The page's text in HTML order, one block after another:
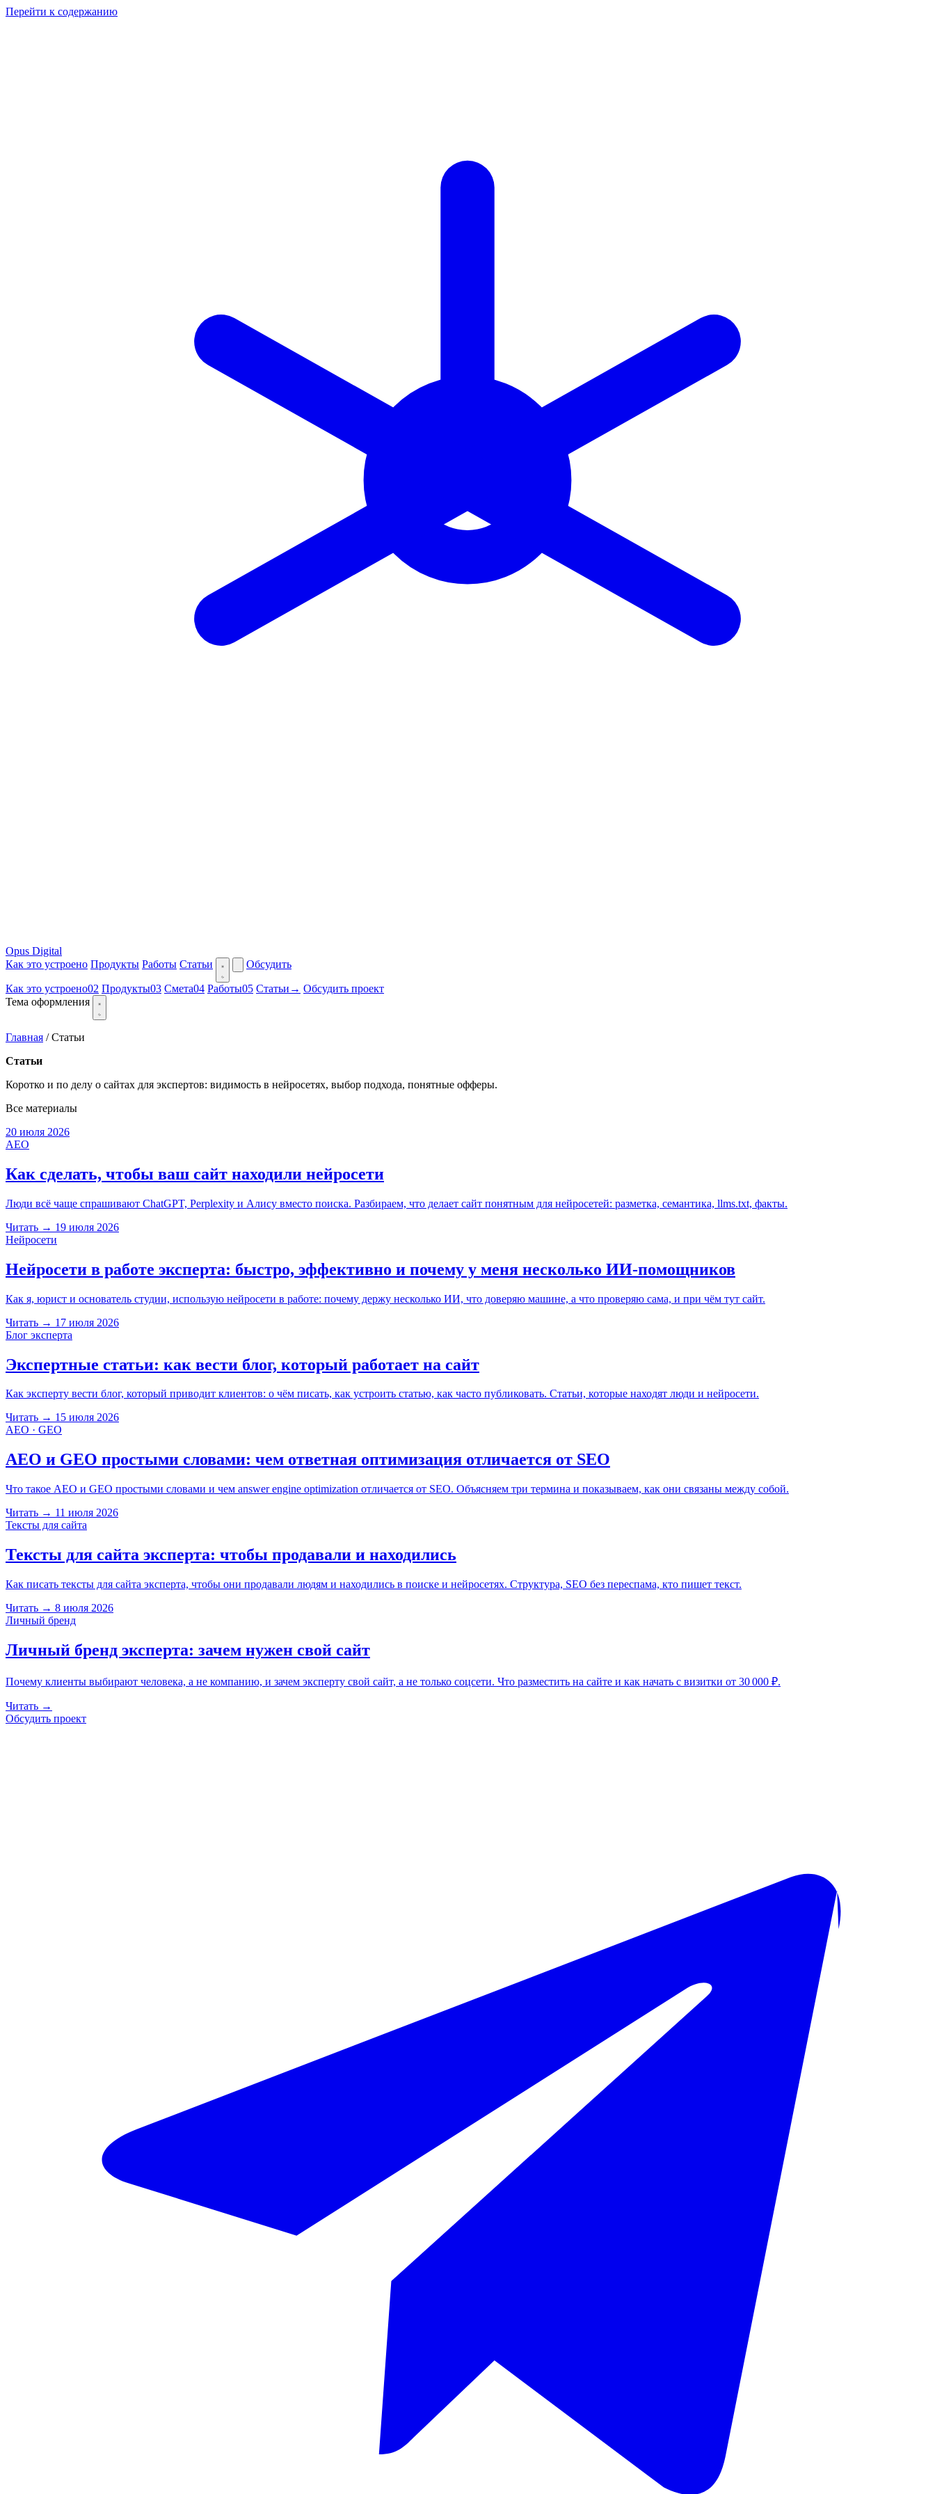
Перейти к содержанию
Opus Digital
Как это устроено Продукты Работы Статьи Обсудить
Как это устроено02 Продукты03 Смета04 Работы05 Статьи → Обсудить проект
Тема оформления
Главная / Статьи
Статьи
Коротко и по делу о сайтах для экспертов: видимость в нейросетях, выбор подхода, понятные офферы.
Все материалы
20 июля 2026
AEO
Как сделать, чтобы ваш сайт находили нейросети
Люди всё чаще спрашивают ChatGPT, Perplexity и Алису вместо поиска. Разбираем, что делает сайт понятным для нейросетей: разметка, семантика, llms.txt, факты.
Читать → 19 июля 2026
Нейросети
Нейросети в работе эксперта: быстро, эффективно и почему у меня несколько ИИ-помощников
Как я, юрист и основатель студии, использую нейросети в работе: почему держу несколько ИИ, что доверяю машине, а что проверяю сама, и при чём тут сайт.
Читать → 17 июля 2026
Блог эксперта
Экспертные статьи: как вести блог, который работает на сайт
Как эксперту вести блог, который приводит клиентов: о чём писать, как устроить статью, как часто публиковать. Статьи, которые находят люди и нейросети.
Читать → 15 июля 2026
AEO · GEO
AEO и GEO простыми словами: чем ответная оптимизация отличается от SEO
Что такое AEO и GEO простыми словами и чем answer engine optimization отличается от SEO. Объясняем три термина и показываем, как они связаны между собой.
Читать → 11 июля 2026
Тексты для сайта
Тексты для сайта эксперта: чтобы продавали и находились
Как писать тексты для сайта эксперта, чтобы они продавали людям и находились в поиске и нейросетях. Структура, SEO без переспама, кто пишет текст.
Читать → 8 июля 2026
Личный бренд
Личный бренд эксперта: зачем нужен свой сайт
Почему клиенты выбирают человека, а не компанию, и зачем эксперту свой сайт, а не только соцсети. Что разместить на сайте и как начать с визитки от 30 000 ₽.
Читать →
Обсудить проект